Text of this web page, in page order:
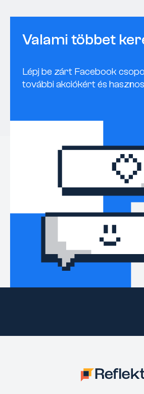
Valami többet
Lépj be zárt Facebook
további akciókért és